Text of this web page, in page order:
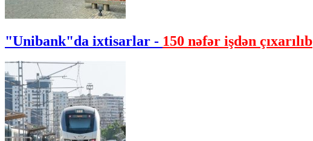
"Unibank"da ixtisarlar - 150 nəfər işdən çıxarılıb